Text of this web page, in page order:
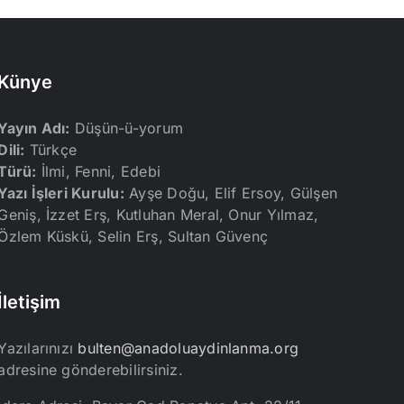
Adı: Düşün-ü-yorum
Türkçe
İlmi, Fenni, Edebi
İşleri Kurulu: Ayşe Doğu, Elif Ersoy, Gülşen
İzzet Erş, Kutluhan Meral, Onur Yılmaz,
Küskü, Selin Erş, Sultan Güvenç
bulten@anadoluaydinlanma.org
gönderebilirsiniz.